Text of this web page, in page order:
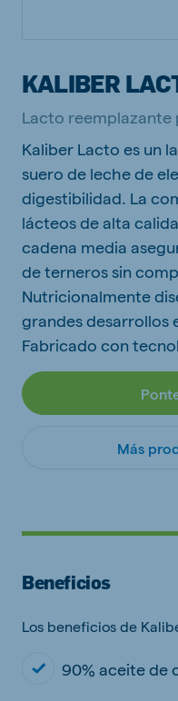
KALIBER
Lacto reemplazante
Kaliber Lacto es un
suero de leche de
digestibilidad. La
lácteos de alta
cadena media
de terneros sin
Nutricionalmente
grandes desarrollos
Fabricado con
Más
Beneficios
Los beneficios de
90% aceite de